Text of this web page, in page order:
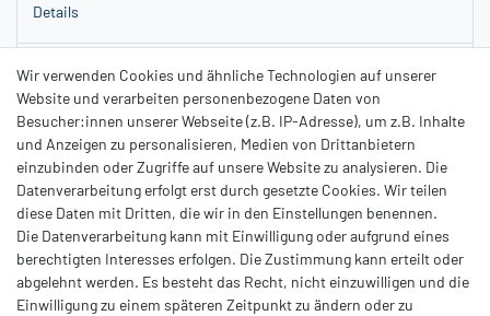
Details
Fragen zum Artikel
Dieses wunderschöne, elegante Elementarmband ist aus dem
eines Weinfassesundsilberfarbigem Edelstahlgefertigt.
Wir verwenden Cookies und ähnliche Technologien auf unserer
Website und verarbeiten personenbezogene Daten von
Besucher:innen unserer Webseite (z.B. IP-Adresse), um z.B. Inhalte
und Anzeigen zu personalisieren, Medien von Drittanbietern
einzubinden oder Zugriffe auf unsere Website zu analysieren. Die
Datenverarbeitung erfolgt erst durch gesetzte Cookies. Wir teilen
diese Daten mit Dritten, die wir in den Einstellungen benennen.
Die Datenverarbeitung kann mit Einwilligung oder aufgrund eines
berechtigten Interesses erfolgen. Die Zustimmung kann erteilt oder
abgelehnt werden. Es besteht das Recht, nicht einzuwilligen und die
Einwilligung zu einem späteren Zeitpunkt zu ändern oder zu